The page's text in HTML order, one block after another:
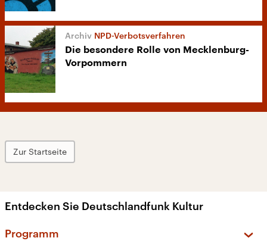
NPD-Verbotsverfahren
Die besondere Rolle von Mecklenburg-
Vorpommern
Zur Startseite
Entdecken Sie Deutschlandfunk Kultur
Programm